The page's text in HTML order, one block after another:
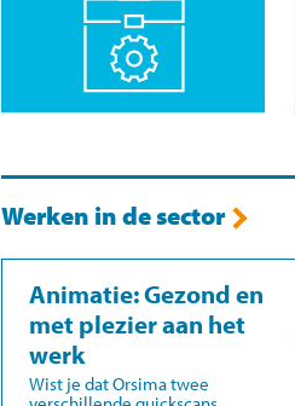
Werken in de sector
Animatie: Gezond en
met plezier aan het
werk
Wist je dat Orsima twee